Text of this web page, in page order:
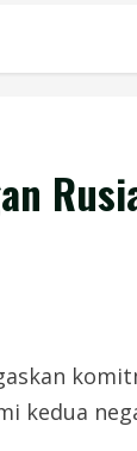
kedua